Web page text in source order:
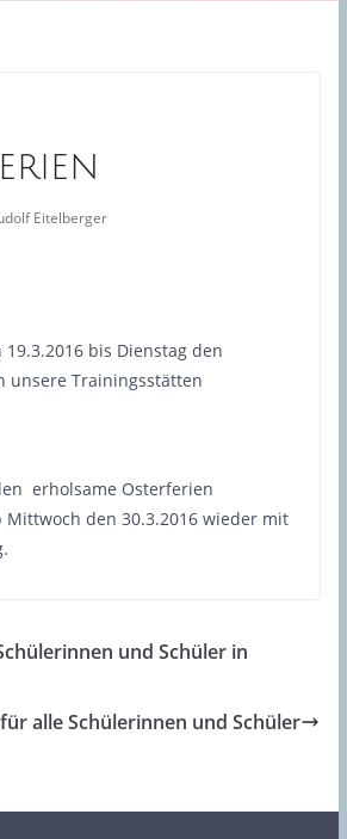
Eitelberger
19.3.2016 bis Dienstag den
unsere Trainingsstätten
erholsame Osterferien
den 30.3.2016 wieder mit
und Schüler in
alle Schülerinnen und Schüler